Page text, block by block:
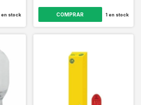
en stock 1 en stock